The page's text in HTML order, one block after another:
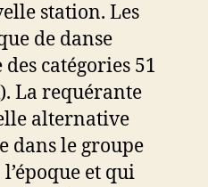
station. Les
de danse
catégories 51
La requérante
alternative
dans le groupe
et qui